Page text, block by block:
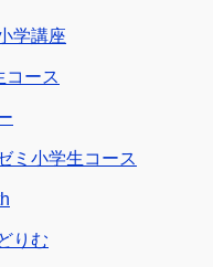
学講座
コース
ミ小学生コース
りむ